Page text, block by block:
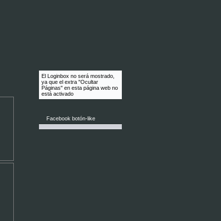
El Loginbox no será mostrado,
ya que el extra "Ocultar
Páginas" en esta página web no
está activado
Facebook botón-like